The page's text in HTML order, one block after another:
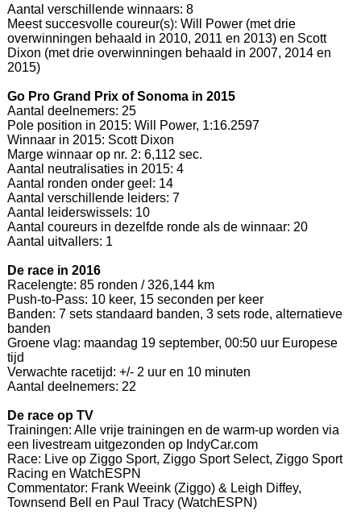
Aantal verschillende winnaars: 8
Meest succesvolle coureur(s): Will Power (met drie
overwinningen behaald in 2010, 2011 en 2013) en Scott
Dixon (met drie overwinningen behaald in 2007, 2014 en
2015)
Go Pro Grand Prix of Sonoma in 2015
Aantal deelnemers: 25
Pole position in 2015: Will Power, 1:16.2597
Winnaar in 2015: Scott Dixon
Marge winnaar op nr. 2: 6,112 sec.
Aantal neutralisaties in 2015: 4
Aantal ronden onder geel: 14
Aantal verschillende leiders: 7
Aantal leiderswissels: 10
Aantal coureurs in dezelfde ronde als de winnaar: 20
Aantal uitvallers: 1
De race in 2016
Racelengte: 85 ronden / 326,144 km
Push-to-Pass: 10 keer, 15 seconden per keer
Banden: 7 sets standaard banden, 3 sets rode, alternatieve
banden
Groene vlag: maandag 19 september, 00:50 uur Europese
tijd
Verwachte racetijd: +/- 2 uur en 10 minuten
Aantal deelnemers: 22
De race op TV
Trainingen: Alle vrije trainingen en de warm-up worden via
een livestream uitgezonden op IndyCar.com
Race: Live op Ziggo Sport, Ziggo Sport Select, Ziggo Sport
Racing en WatchESPN
Commentator: Frank Weeink (Ziggo) & Leigh Diffey,
Townsend Bell en Paul Tracy (WatchESPN)